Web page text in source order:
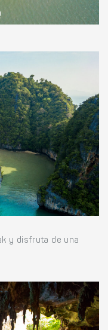
y disfruta de una